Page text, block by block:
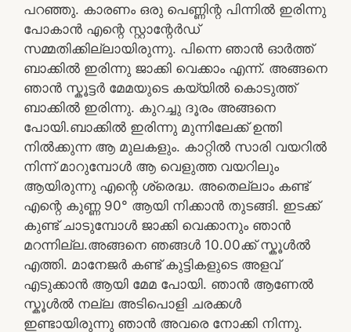
പറഞ്ഞു. കാരണം ഒരു പെണ്ണിന്റ പിന്നിൽ ഇരിന്നു
പോകാൻ എന്റെ സ്റ്റാന്റേർഡ്
സമ്മതിക്കില്ലായിരുന്നു. പിന്നെ ഞാൻ ഓർത്ത്
ബാക്കിൽ ഇരിന്നു ജാക്കി വെക്കാം എന്ന്. അങ്ങനെ
ഞാൻ സ്കൂട്ടർ മേമയുടെ കയ്യിൽ കൊടുത്ത്
ബാക്കിൽ ഇരിന്നു. കുറച്ചു ദൂരം അങ്ങനെ
പോയി.ബാക്കിൽ ഇരിന്നു മുന്നിലേക്ക് ഉന്തി
നിൽക്കുന്ന ആ മുലകളും. കാറ്റിൽ സാരി വയറിൽ
നിന്ന് മാറുമ്പോൾ ആ വെളുത്ത വയറിലും
ആയിരുന്നു എന്റെ ശ്രെദ്ധ. അതെല്ലാം കണ്ട്
എന്റെ കുണ്ണ 90° ആയി നിക്കാൻ തുടങ്ങി. ഇടക്ക്
കുണ്ട് ചാടുമ്പോൾ ജാക്കി വെക്കാനും ഞാൻ
മറന്നില്ല.അങ്ങനെ ഞങ്ങൾ 10.00ക്ക് സ്കൂൾൽ
എത്തി. മാനേജർ കണ്ട് കുട്ടികളുടെ അളവ്
എടുക്കാൻ ആയി മേമ പോയി. ഞാൻ ആണേൽ
സ്കൂൾൽ നല്ല അടിപൊളി ചരക്കൾ
ഇണ്ടായിരുന്നു ഞാൻ അവരെ നോക്കി നിന്നു.